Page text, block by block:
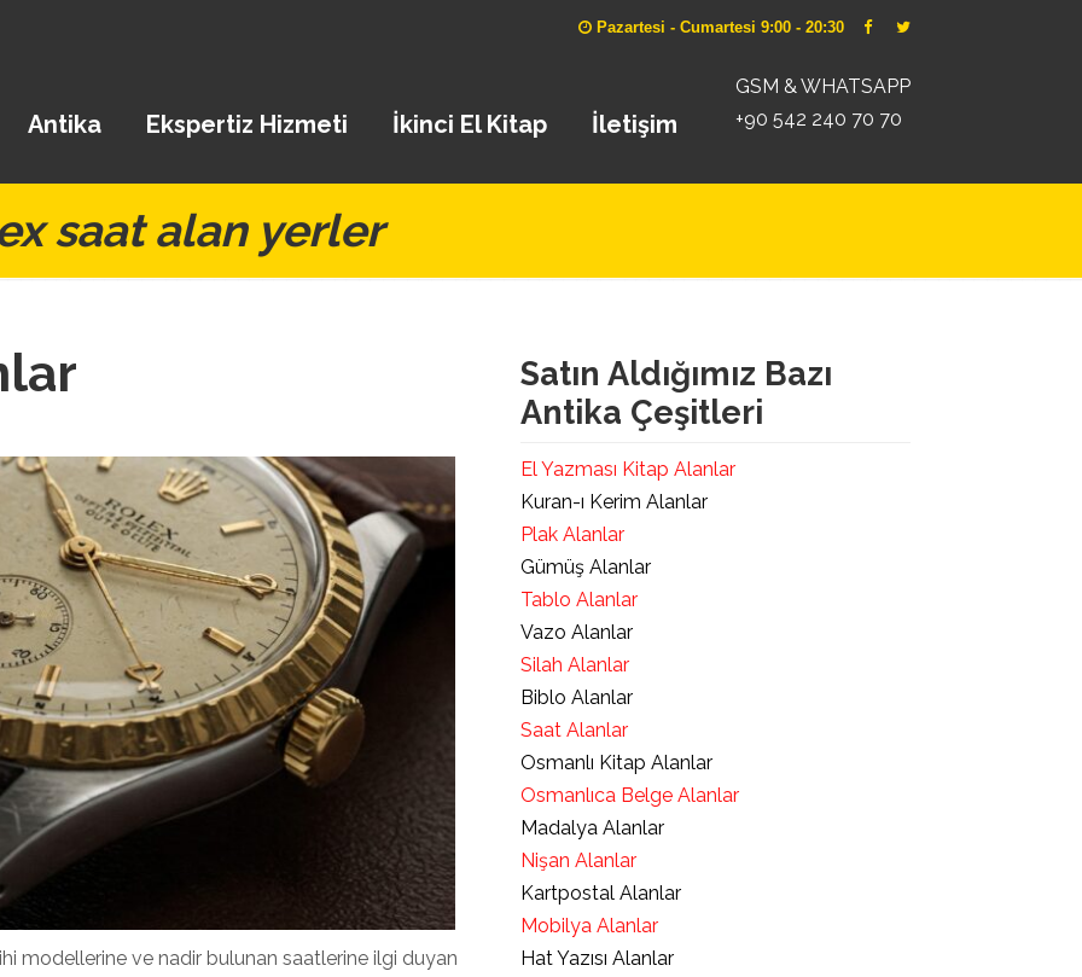
Pazartesi - Cumartesi 9:00 - 20:30
GSM & WHATSAPP
+90 542 240 70 70
Antika Ekspertiz Hizmeti İkinci El Kitap İletişim
saat alan yerler
modellerine ve nadir bulunan saatlerine ilgi duyan
Satın Aldığımız Bazı
Antika Çeşitleri
El Yazması Kitap Alanlar
Kuran-ı Kerim Alanlar
Plak Alanlar
Gümüş Alanlar
Tablo Alanlar
Vazo Alanlar
Silah Alanlar
Biblo Alanlar
Saat Alanlar
Osmanlı Kitap Alanlar
Osmanlıca Belge Alanlar
Madalya Alanlar
Nişan Alanlar
Kartpostal Alanlar
Mobilya Alanlar
Hat Yazısı Alanlar